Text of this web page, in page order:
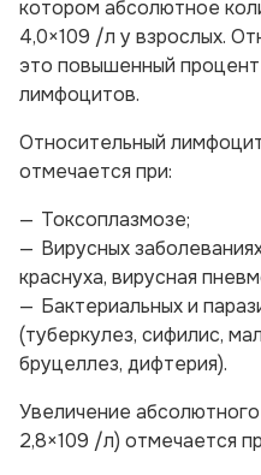
котором абсолютное
4,0×109 /л у взрослых.
это повышенный
лимфоцитов.
Относительный
отмечается при:
Токсоплазмозе;
Вирусных
краснуха, вирусная
Бактериальных и
(туберкулез, сифилис,
бруцеллез, дифтерия).
Увеличение
2,8×109 /л) отмечается